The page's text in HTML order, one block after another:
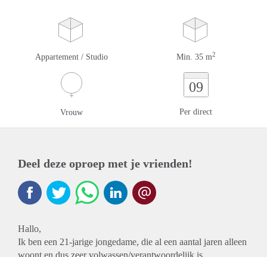
Appartement / Studio Min. 35 m2
Vrouw
09
Per direct
Deel deze oproep met je vrienden!
Hallo,
Ik ben een 21-jarige jongedame, die al een aantal jaren alleen
woont en dus zeer volwassen/verantwoordelijk is.